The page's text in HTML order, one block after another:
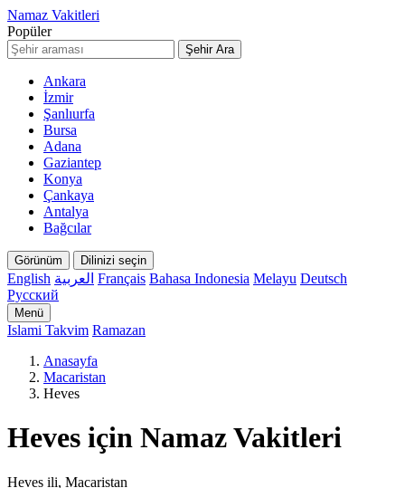
Namaz Vakitleri
Popüler
Şehir Ara
Ankara
İzmir
Şanlıurfa
Bursa
Adana
Gaziantep
Konya
Çankaya
Antalya
Bağcılar
Görünüm Dilinizi seçin
English العربية Français Bahasa Indonesia Melayu Deutsch
Русский
Menü
Islami Takvim Ramazan
Anasayfa
Macaristan
Heves
Heves için Namaz Vakitleri
Heves ili, Macaristan